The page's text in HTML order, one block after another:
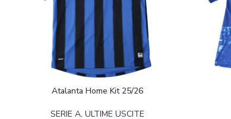
Atalanta Home Kit 25/26
SERIE A, ULTIME USCITE